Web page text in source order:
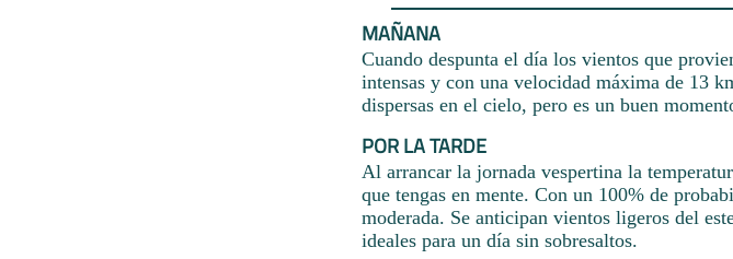
MAÑANA
Cuando despunta el día los vientos que
intensas y con una velocidad máxima de 13
dispersas en el cielo, pero es un buen
POR LA TARDE
Al arrancar la jornada vespertina la
que tengas en mente. Con un 100% de
moderada. Se anticipan vientos ligeros del
ideales para un día sin sobresaltos.